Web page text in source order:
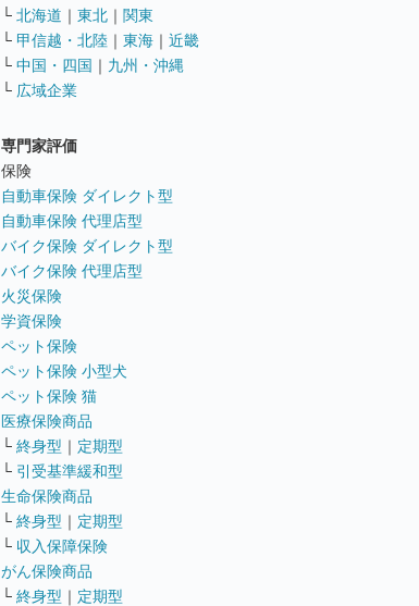
└ 北海道 ｜ 東北 ｜ 関東
└ 甲信越・北陸 ｜ 東海 ｜ 近畿
└ 中国・四国 ｜ 九州・沖縄
└ 広域企業
専門家評価
保険
自動車保険 ダイレクト型
自動車保険 代理店型
バイク保険 ダイレクト型
バイク保険 代理店型
火災保険
学資保険
ペット保険
ペット保険 小型犬
ペット保険 猫
医療保険商品
└ 終身型 ｜ 定期型
└ 引受基準緩和型
生命保険商品
└ 終身型 ｜ 定期型
└ 収入保障保険
がん保険商品
└ 終身型 ｜ 定期型